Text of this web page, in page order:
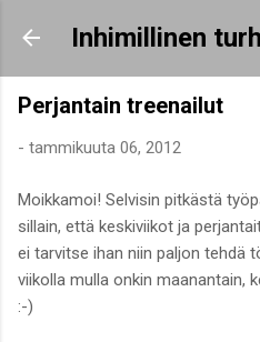
Siirry
Inhimillinen
Perjantain treenailut
- tammikuuta 06, 2012
Moikkamoi! Selvisin pitkästä
sillain, että keskiviikot ja
ei tarvitse ihan niin paljon tehdä
viikolla mulla onkin maanantain,
:-)